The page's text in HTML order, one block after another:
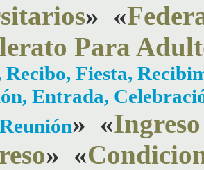
» «
Para
Recibo, Fiesta,
Entrada,
» «
» «